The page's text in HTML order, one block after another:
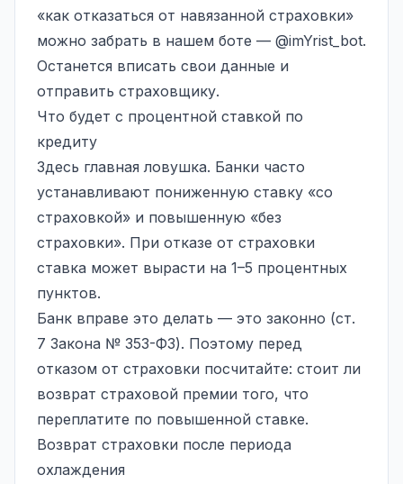
«как отказаться от навязанной страховки»
можно забрать в нашем боте — @imYrist_bot.
Останется вписать свои данные и
отправить страховщику.
Что будет с процентной ставкой по
кредиту
Здесь главная ловушка. Банки часто
устанавливают пониженную ставку «со
страховкой» и повышенную «без
страховки». При отказе от страховки
ставка может вырасти на 1–5 процентных
пунктов.
Банк вправе это делать — это законно (ст.
7 Закона № 353-ФЗ). Поэтому перед
отказом от страховки посчитайте: стоит ли
возврат страховой премии того, что
переплатите по повышенной ставке.
Возврат страховки после периода
охлаждения